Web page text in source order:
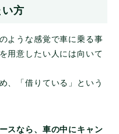
方
ような感覚で車に乗る事
用意したい人には向いて
、「借りている」という
スなら、車の中にキャン